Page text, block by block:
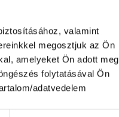
valamint
megosztjuk az Ön
amelyeket Ön adott meg
folytatásával Ön
adatvedelem